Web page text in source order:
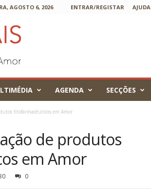
AGOSTO 6, 2026 ENTRAR/REGISTAR AJUDA
AGENDA SECÇÕES
fitofarmacêuticos em Amor
de produtos
em Amor
0